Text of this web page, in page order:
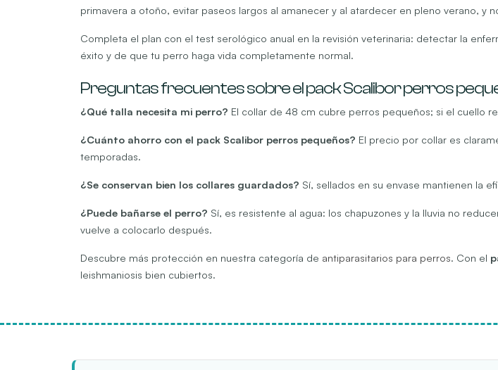
primavera a otoño, evitar paseos largos al amanecer y al atardecer en pleno verano, y
Completa el plan con el test serológico anual en la revisión veterinaria: detectar la
éxito y de que tu perro haga vida completamente normal.
Preguntas frecuentes sobre el pack Scalibor perros
¿Qué talla necesita mi perro? El collar de 48 cm cubre perros pequeños; si el cuello
¿Cuánto ahorro con el pack Scalibor perros pequeños? El precio por collar es
temporadas.
¿Se conservan bien los collares guardados? Sí, sellados en su envase mantienen la
¿Puede bañarse el perro? Sí, es resistente al agua: los chapuzones y la lluvia no
vuelve a colocarlo después.
Descubre más protección en nuestra categoría de antiparasitarios para perros . Con el
leishmaniosis bien cubiertos.